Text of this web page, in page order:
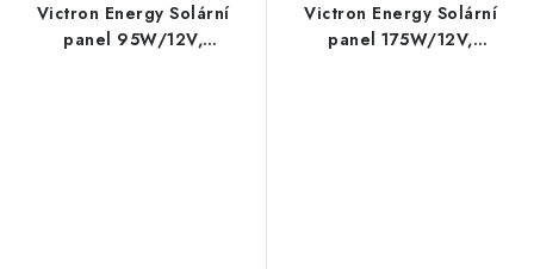
Victron Energy Solární
panel 95W/12V,
Victron Energy Solární
panel 175W/12V,